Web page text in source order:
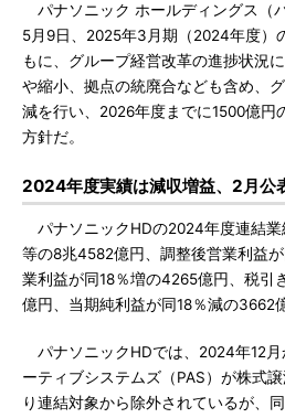
パナソニック ホールディングス（
5月9日、2025年3月期（2024年度）
もに、グループ経営改革の進捗状況
や縮小、拠点の統廃合なども含め、
減を行い、2026年度までに1500億円
方針だ。
2024年度実績は減収増益、2月公
パナソニックHDの2024年度連結業
等の8兆4582億円、調整後営業利益
業利益が同18％増の4265億円、税引
億円、当期純利益が同18％減の3662
パナソニックHDでは、2024年12
ーティブシステムズ（PAS）が株式
り連結対象から除外されているが、